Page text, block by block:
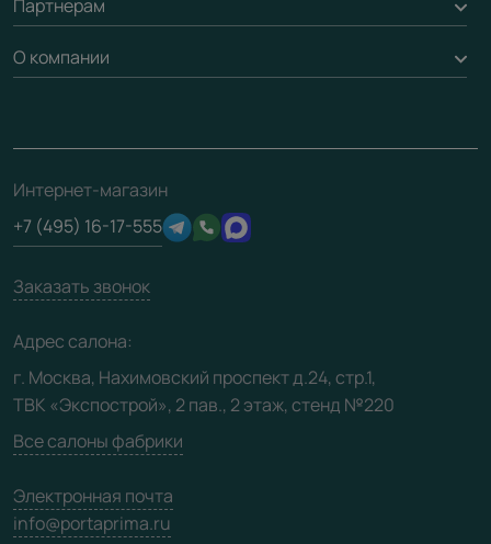
Рейки, баффели, стеллажи
Погонаж
Гарантия
Вопрос-ответ
Отзывы клиентов
Техническая информация
Юридическая информация
Вызов замерщика
Доставка
Партнерам
Дизайнерам / архитекторам
3D-модели
О компании
О фабрике
Сертификаты
Производство
Вакансии
Карта сайта
Интернет-магазин
+7 (495) 16-17-555
Заказать звонок
Адрес салона:
г. Москва, Нахимовский проспект д.24, стр.1,
ТВК «Экспострой», 2 пав., 2 этаж, стенд №220
Все салоны фабрики
Электронная почта
info@portaprima.ru